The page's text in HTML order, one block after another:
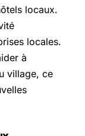
locaux.
locales.
à
village, ce